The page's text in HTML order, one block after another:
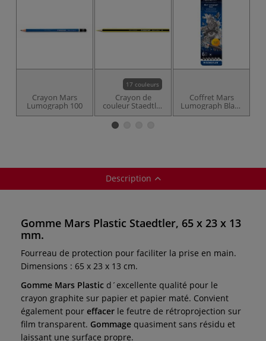
Crayon Mars
Lumograph 100
17 couleurs
Crayon de
couleur Staedtler
Noris 185
Coffret Mars
Lumograph Black
Staedtler
Description
Gomme Mars Plastic Staedtler, 65 x 23 x 13
mm.
Fourreau de protection pour faciliter la prise en main.
Dimensions : 65 x 23 x 13 cm.
Gomme Mars Plastic d´excellente qualité pour le
crayon graphite sur papier et papier maté. Convient
également pour effacer le feutre de rétroprojection sur
film transparent. Gommage quasiment sans résidu et
laissant une surface propre.